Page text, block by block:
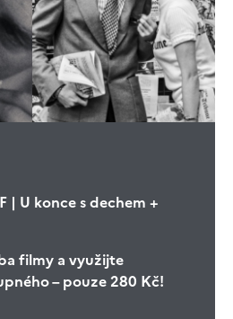
| U konce s dechem +
filmy a využijte
– pouze 280 Kč!